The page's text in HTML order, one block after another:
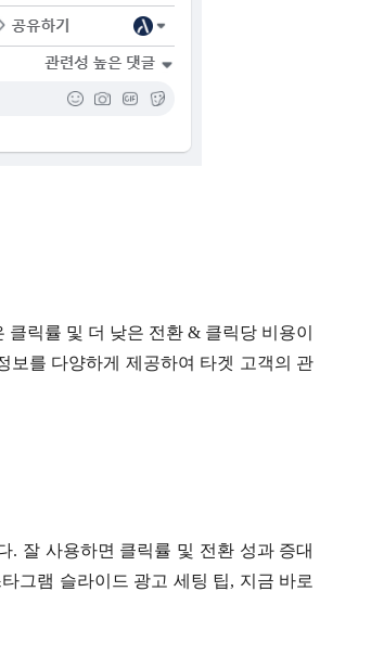
릭률 및 더 낮은 전환 & 클릭당 비용이
보를 다양하게 제공하여 타겟 고객의 관
. 잘 사용하면 클릭률 및 전환 성과 증대
그램 슬라이드 광고 세팅 팁, 지금 바로